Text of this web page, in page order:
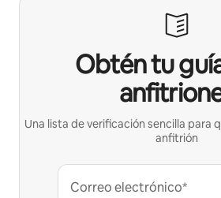
Obtén tu
Una lista de verificación sencilla para
anfitrión
Correo electrónico*